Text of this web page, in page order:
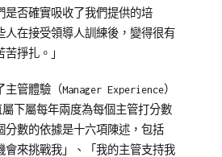
是否確實吸收了我們提供的培
人在接受領導人訓練後，變得很有
掙扎。」
管體驗（Manager Experience）
下屬每年兩度為每個主管打分數
分數的依據是十六項陳述，包括
會來挑戰我」、「我的主管支持我